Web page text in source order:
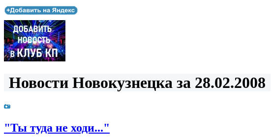
Новости Новокузнецка за 28.02.2008
"Ты туда не ходи..."